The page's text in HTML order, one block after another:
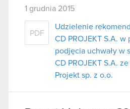
1 grudnia 2015
PDF
Udzielenie
CD PROJEKT S.A.
podjęcia uchwały w
CD PROJEKT S.A.
Projekt sp. z o.o.